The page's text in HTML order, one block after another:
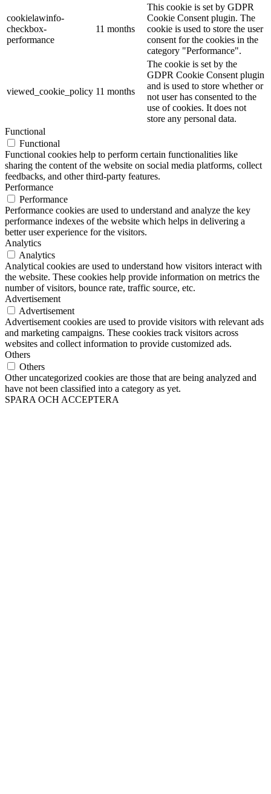
cookielawinfo-
checkbox-
performance
11 months
This cookie is set by GDPR
Cookie Consent plugin. The
cookie is used to store the user
consent for the cookies in the
category "Performance".
viewed_cookie_policy 11 months
The cookie is set by the
GDPR Cookie Consent plugin
and is used to store whether or
not user has consented to the
use of cookies. It does not
store any personal data.
Functional
Functional
Functional cookies help to perform certain functionalities like
sharing the content of the website on social media platforms, collect
feedbacks, and other third-party features.
Performance
Performance
Performance cookies are used to understand and analyze the key
performance indexes of the website which helps in delivering a
better user experience for the visitors.
Analytics
Analytics
Analytical cookies are used to understand how visitors interact with
the website. These cookies help provide information on metrics the
number of visitors, bounce rate, traffic source, etc.
Advertisement
Advertisement
Advertisement cookies are used to provide visitors with relevant ads
and marketing campaigns. These cookies track visitors across
websites and collect information to provide customized ads.
Others
Others
Other uncategorized cookies are those that are being analyzed and
have not been classified into a category as yet.
SPARA OCH ACCEPTERA